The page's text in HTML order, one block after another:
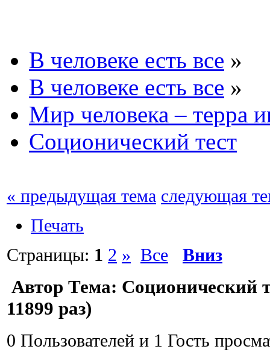
В человеке есть все »
В человеке есть все »
Мир человека – терра
Соционический тест
« предыдущая тема следующая
Печать
Страницы: 1 2 » Все Вниз
Автор Тема: Соционический
11899 раз)
0 Пользователей и 1 Гость